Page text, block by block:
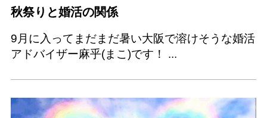
秋祭りと婚活の関係
9月に入ってまだまだ暑い大阪で溶けそうな婚活
アドバイザー麻乎(まこ)です！ ...